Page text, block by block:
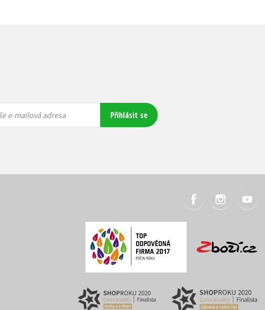
e-mailová adresa Přihlásit se